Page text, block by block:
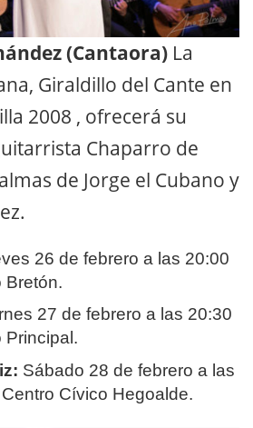
(Cantaora) La
Giraldillo del Cante en
2008 , ofrecerá su
Chaparro de
de Jorge el Cubano y
.
26 de febrero a las 20:00
Bretón.
27 de febrero a las 20:30
Principal.
Sábado 28 de febrero a las
Cívico Hegoalde.